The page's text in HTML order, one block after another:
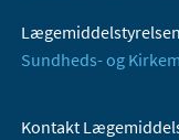
Sundheds- og
Kontakt